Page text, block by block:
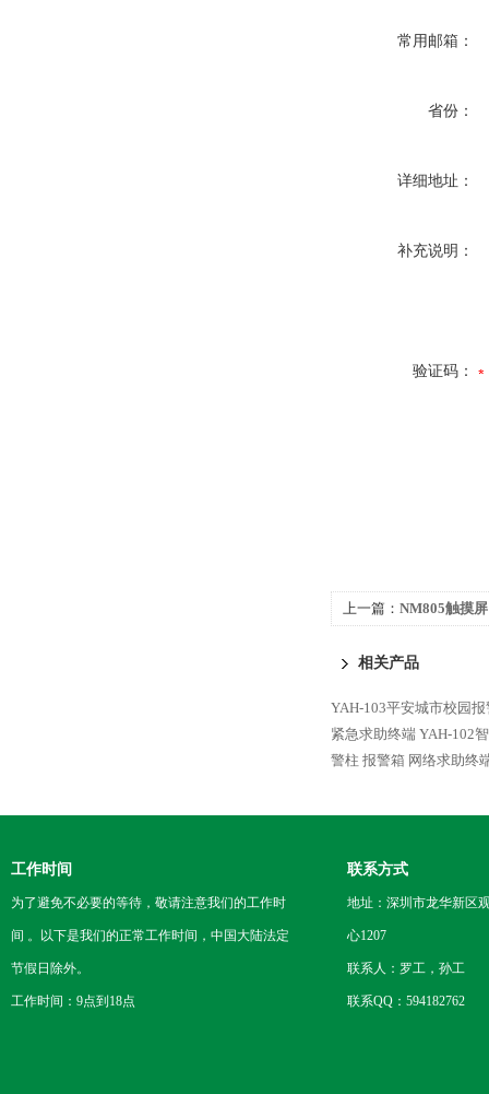
常用邮箱：
省份：
详细地址：
补充说明：
验证码：
上一篇： NM805触摸
相关产品
YAH-103平安城市校园
紧急求助终端 YAH-102
警柱 报警箱 网络求助终
工作时间
为了避免不必要的等待，敬请注意我们的工作时
间 。以下是我们的正常工作时间，中国大陆法定
节假日除外。
工作时间：9点到18点
联系方式
地址：深圳市龙华新区
心1207
联系人：罗工，孙工
联系QQ：594182762